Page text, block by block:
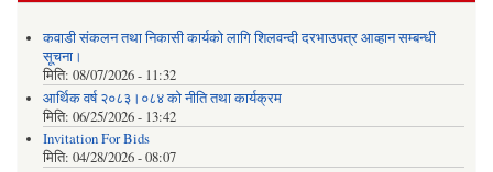
कवाडी संकलन तथा निकासी कार्यको लागि शिलवन्दी दरभाउपत्र आव्हान सम्बन्धी
सूचना।
मिति: 08/07/2026 - 11:32
आर्थिक वर्ष २०८३।०८४ को नीति तथा कार्यक्रम
मिति: 06/25/2026 - 13:42
Invitation For Bids
मिति: 04/28/2026 - 08:07